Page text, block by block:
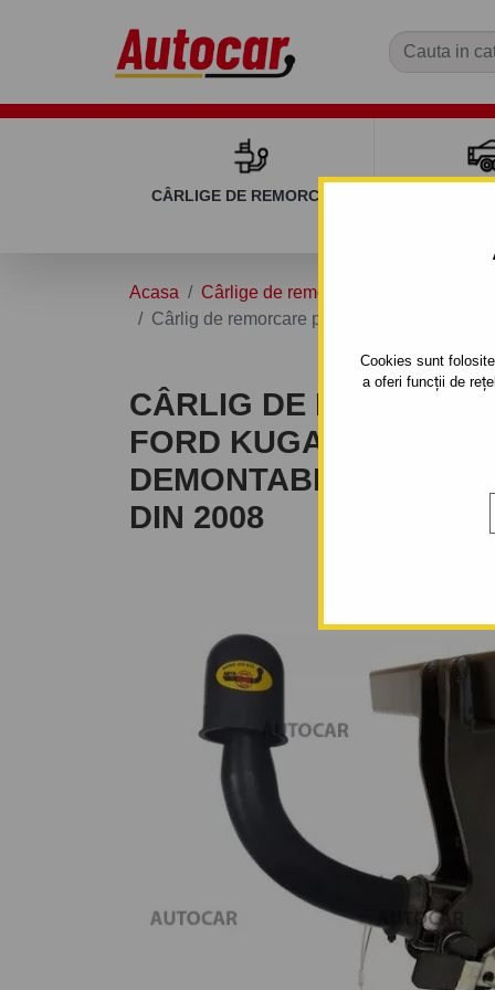
Cookies sunt
a oferi funcții de
CÂRLIGE DE REMORCARE
Acasa Cârlige de remorcare
Cârlig de remorcare pentru FORD KUGA -
CÂRLIG DE
FORD KUGA - AWD -
DEMONTABIL
DIN 2008